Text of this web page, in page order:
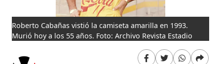
Roberto Cabañas vistió la camiseta amarilla en 1993.
Murió hoy a los 55 años. Foto: Archivo Revista Estadio